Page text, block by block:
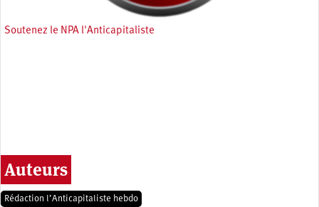
Soutenez le NPA l'Anticapitaliste
Auteurs
Rédaction l’Anticapitaliste hebdo